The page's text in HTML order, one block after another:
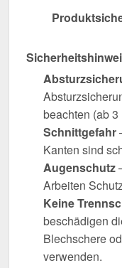
beachten (ab
Schnittgefahr
Kanten sind
Augenschutz
Arbeiten
Keine
beschädigen
Blechschere
verwenden.